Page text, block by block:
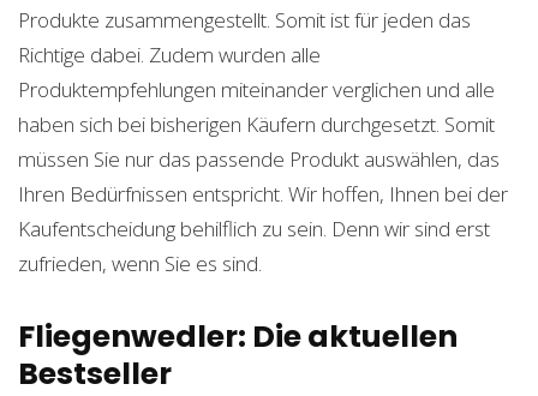
Produkte zusammengestellt. Somit ist für jeden das
Richtige dabei. Zudem wurden alle
Produktempfehlungen miteinander verglichen und alle
haben sich bei bisherigen Käufern durchgesetzt. Somit
müssen Sie nur das passende Produkt auswählen, das
Ihren Bedürfnissen entspricht. Wir hoffen, Ihnen bei der
Kaufentscheidung behilflich zu sein. Denn wir sind erst
zufrieden, wenn Sie es sind.
Fliegenwedler: Die aktuellen
Bestseller